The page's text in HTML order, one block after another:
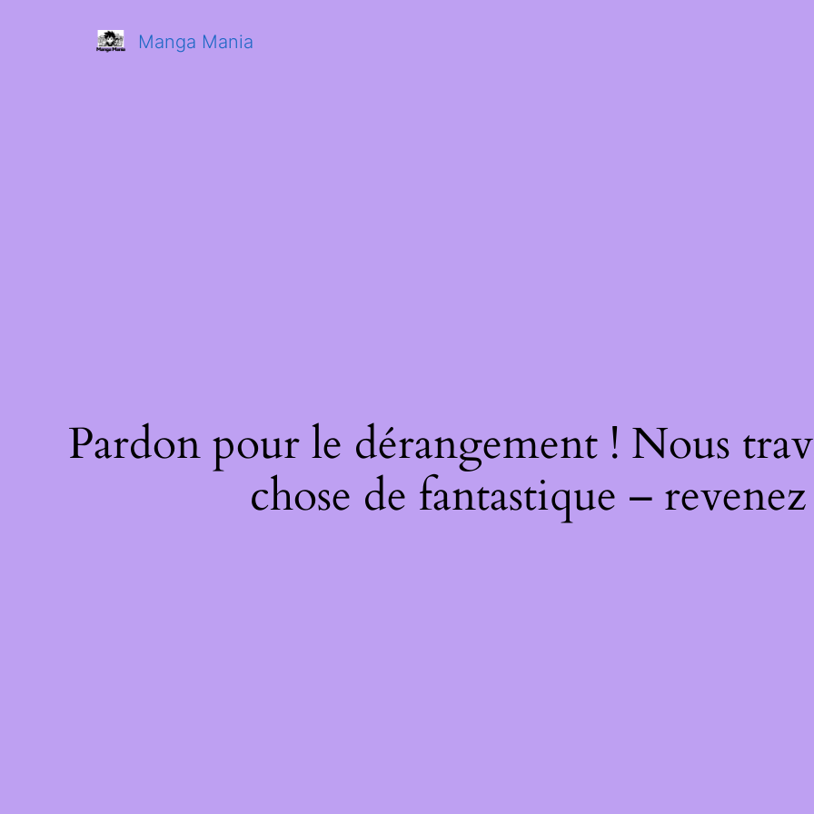
Manga Mania
Pardon pour le dérangement ! Nous
chose de fantastique –